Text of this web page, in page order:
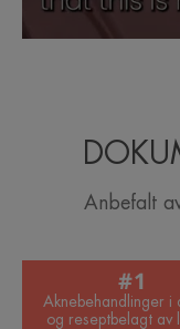
Anbefalt
#1
Aknebehandlinger i
og reseptbelagt av